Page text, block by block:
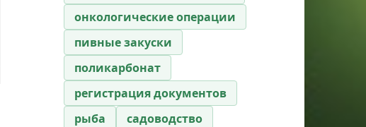
онкологические операции
пивные закуски
поликарбонат
регистрация документов
рыба
садоводство